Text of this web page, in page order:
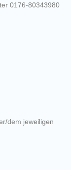
0176-80343980
dem jeweiligen